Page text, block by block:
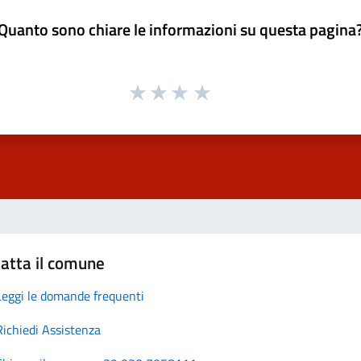
sono chiare le informazioni su questa
il comune
le domande frequenti
Assistenza